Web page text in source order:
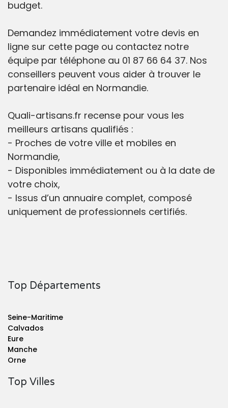
budget.
Demandez immédiatement votre devis en
ligne sur cette page ou contactez notre
équipe par téléphone au 01 87 66 64 37. Nos
conseillers peuvent vous aider à trouver le
partenaire idéal en Normandie.
Quali-artisans.fr recense pour vous les
meilleurs artisans qualifiés :
- Proches de votre ville et mobiles en
Normandie,
- Disponibles immédiatement ou à la date de
votre choix,
- Issus d’un annuaire complet, composé
uniquement de professionnels certifiés.
Top Départements
Seine-Maritime
Calvados
Eure
Manche
Orne
Top Villes